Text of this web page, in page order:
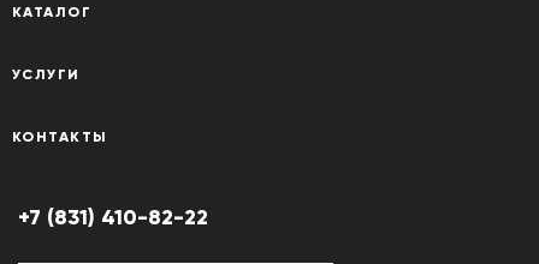
КАТАЛОГ
УСЛУГИ
КОНТАКТЫ
+7 (831) 410-82-22